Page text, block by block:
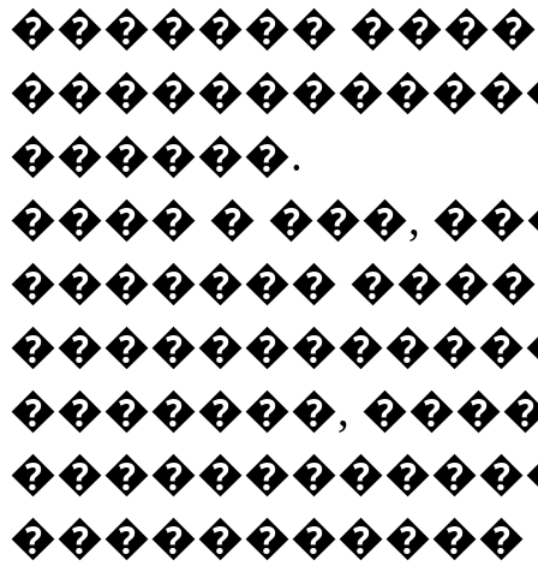
�������
������.
���� � ���,
�������
�������,
�����������